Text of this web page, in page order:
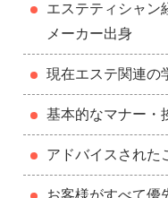
エステティシャン
メーカー出身
現在エステ関連の
基本的なマナー・
アドバイスされた
お客様がすべて優